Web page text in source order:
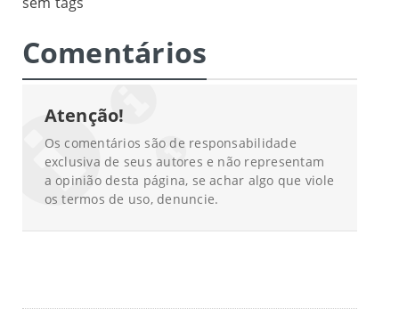
Comentários
Atenção!
Os comentários são de responsabilidade
exclusiva de seus autores e não representam
a opinião desta página, se achar algo que viole
os termos de uso, denuncie.